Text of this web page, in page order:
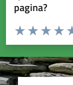
pagina?
Valuta da 1 a 5 stelle
Valuta 3
Valuta 2
Valuta 1 stelle